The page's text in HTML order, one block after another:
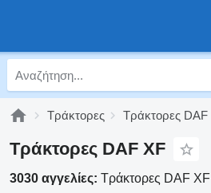
Τράκτορες Τράκτορες DAF
Τράκτορες DAF XF
3030 αγγελίες: Τράκτορες DAF XF